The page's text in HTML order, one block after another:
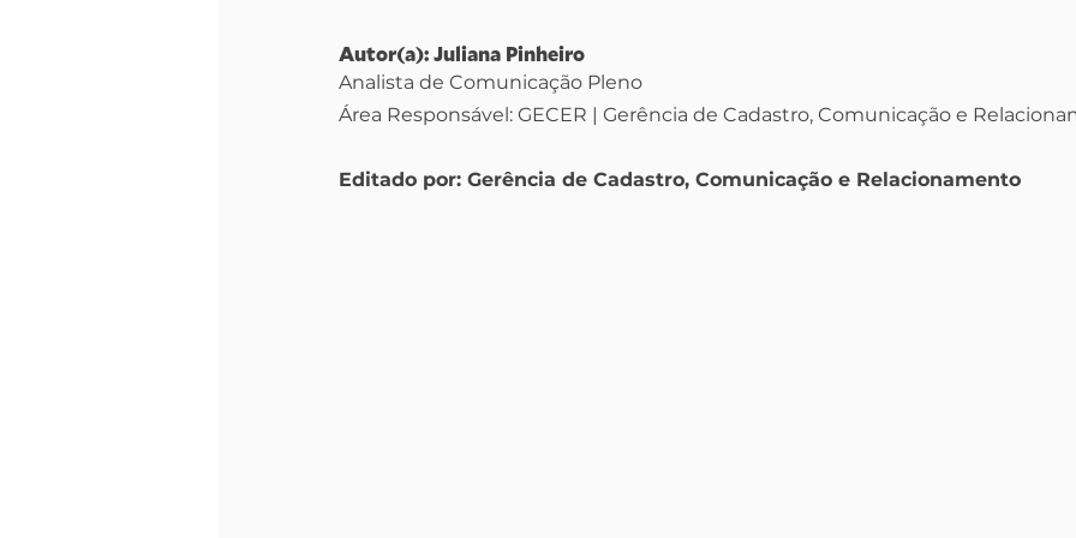
Autor(a): Juliana Pinheiro
Analista de Comunicação Pleno
Área Responsável: GECER | Gerência de Cadastro, Comunicação e
Editado por: Gerência de Cadastro, Comunicação e Relacionamento